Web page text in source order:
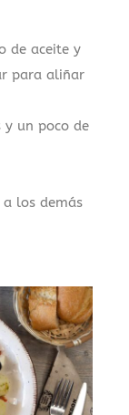
de aceite y
para aliñar
y un poco de
los demás